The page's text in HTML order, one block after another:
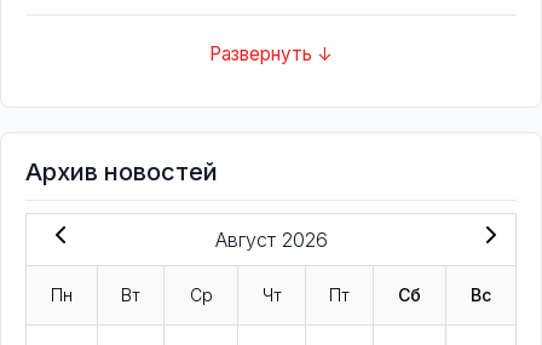
Развернуть ↓
Архив новостей
Август 2026
Пн Вт Ср Чт Пт Сб Вс